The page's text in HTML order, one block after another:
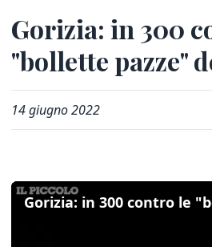
Gorizia: in 300
"bollette pazze"
14 giugno 2022